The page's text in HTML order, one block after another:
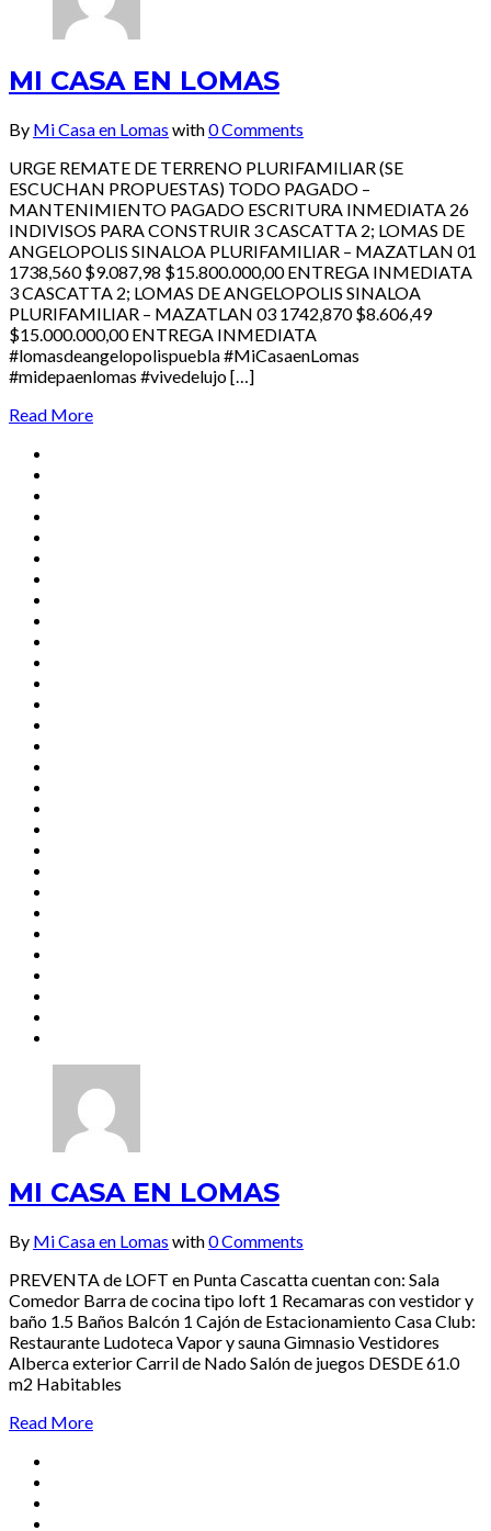
MI CASA EN LOMAS
By Mi Casa en Lomas with0 Comments
URGE REMATE DE TERRENO PLURIFAMILIAR (SE
ESCUCHAN PROPUESTAS) TODO PAGADO –
MANTENIMIENTO PAGADO ESCRITURA INMEDIATA 26
INDIVISOS PARA CONSTRUIR 3 CASCATTA 2; LOMAS DE
ANGELOPOLIS SINALOA PLURIFAMILIAR – MAZATLAN 01
1738,560 $9.087,98 $15.800.000,00 ENTREGA INMEDIATA
3 CASCATTA 2; LOMAS DE ANGELOPOLIS SINALOA
PLURIFAMILIAR – MAZATLAN 03 1742,870 $8.606,49
$15.000.000,00 ENTREGA INMEDIATA
#lomasdeangelopolispuebla #MiCasaenLomas
#midepaenlomas #vivedelujo […]
Read More
MI CASA EN LOMAS
By Mi Casa en Lomas with0 Comments
PREVENTA de LOFT en Punta Cascatta cuentan con: Sala
Comedor Barra de cocina tipo loft 1 Recamaras con vestidor y
baño 1.5 Baños Balcón 1 Cajón de Estacionamiento Casa Club:
Restaurante Ludoteca Vapor y sauna Gimnasio Vestidores
Alberca exterior Carril de Nado Salón de juegos DESDE 61.0
m2 Habitables
Read More